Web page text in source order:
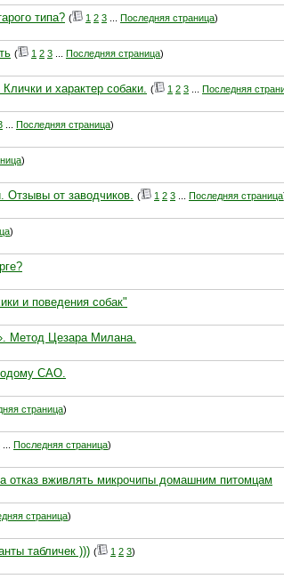
типа? ( 1 2 3 Последняя страница)
( 1 2 3 Последняя страница)
и характер собаки. ( 1 2 3 Последняя
Последняя страница)
)
Отзывы от заводчиков. ( 1 2 3 Последняя страница
)
и поведения собак"
Метод Цезара Милана.
САО.
страница)
Последняя страница)
отказ вживлять микрочипы домашним питомцам
страница)
табличек ))) ( 1 2 3)